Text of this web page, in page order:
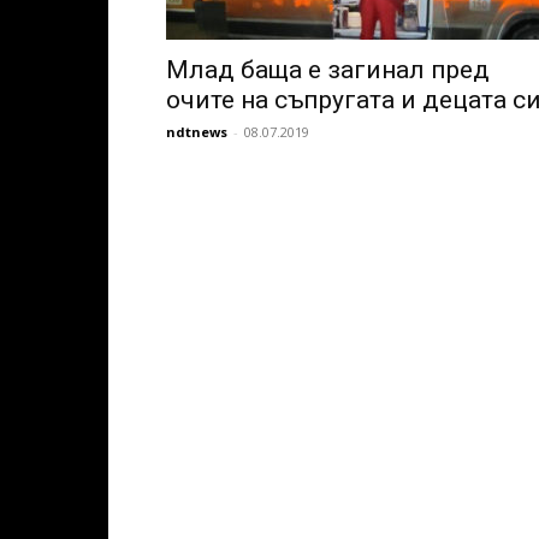
Млад баща е загинал пред
очите на съпругата и децата
ndtnews - 08.07.2019